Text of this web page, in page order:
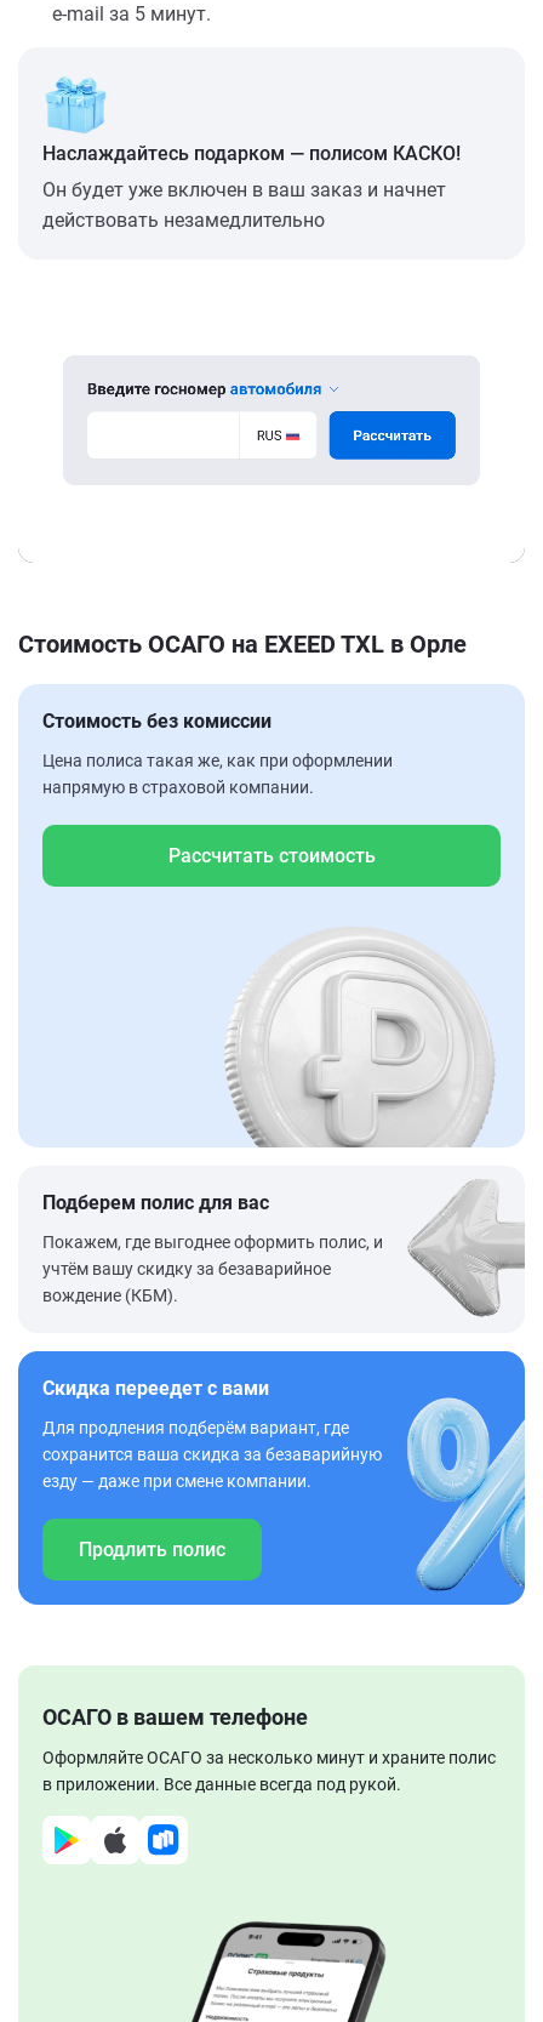
e-mail за 5 минут.
Наслаждайтесь подарком — полисом КАСКО!
Он будет уже включен в ваш заказ и начнет
действовать незамедлительно
Стоимость ОСАГО на EXEED TXL в Орле
Стоимость без комиссии
Цена полиса такая же, как при оформлении
напрямую в страховой компании.
Рассчитать стоимость
Подберем полис для вас
Покажем, где выгоднее оформить полис, и
учтём вашу скидку за безаварийное
вождение (КБМ).
Скидка переедет с вами
Для продления подберём вариант, где
сохранится ваша скидка за безаварийную
езду — даже при смене компании.
Продлить полис
ОСАГО в вашем телефоне
Оформляйте ОСАГО за несколько минут и храните полис
в приложении. Все данные всегда под рукой.